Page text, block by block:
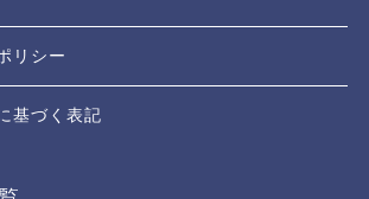
リシー
基づく表記